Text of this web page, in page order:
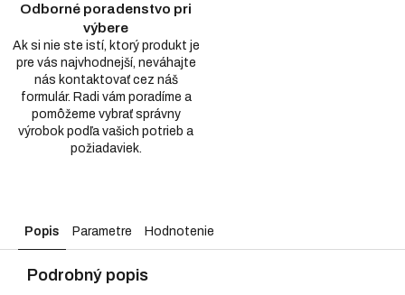
Odborné poradenstvo pri
výbere
Ak si nie ste istí, ktorý produkt je
pre vás najvhodnejší, neváhajte
nás kontaktovať cez náš
formulár. Radi vám poradíme a
pomôžeme vybrať správny
výrobok podľa vašich potrieb a
požiadaviek.
Popis Parametre Hodnotenie
Podrobný popis